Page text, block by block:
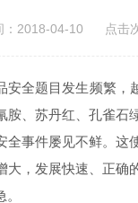
：2018-04-10 点击
全题目发生频繁，
胺、苏丹红、孔雀石
全事件屡见不鲜。这
大，发展快速、正确